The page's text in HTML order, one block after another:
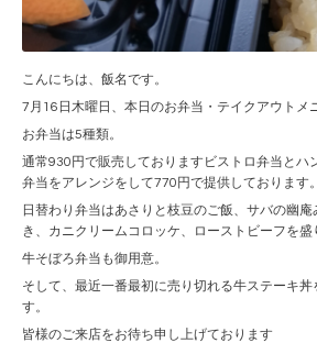
こんにちは、飯名です。
7月16日木曜日、本日のお弁当・テイクアウトメ
お弁当は5種類。
通常930円で販売しておりますビストロ弁当とハ
弁当をアレンジをして770円で提供しております。
日替わり弁当はあさりと枝豆のご飯、サバの幽
き、カニクリームコロッケ、ローストビーフを盛
牛そぼろ弁当も御用意。
そして、最近一番最初に売り切れる牛ステーキ
す。
皆様のご来店をお待ち申し上げております